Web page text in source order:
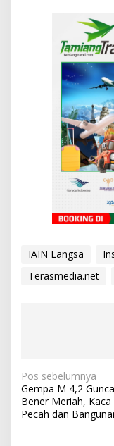
IAIN Langsa
Terasmedia.net
N
a
v
Pos sebelumnya
Gempa M 4,2
Bener Meriah,
Pecah dan